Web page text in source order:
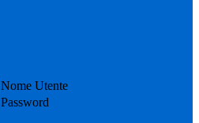
Nome Utente
Password